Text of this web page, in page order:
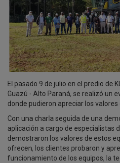
El pasado 9 de julio en el predio de
Guazú - Alto Paraná, se realizó un
donde pudieron apreciar los valores
Con una charla seguida de una
aplicación a cargo de especialistas
demostraron los valores de estos
ofrecen, los clientes probaron y
funcionamiento de los equipos, la